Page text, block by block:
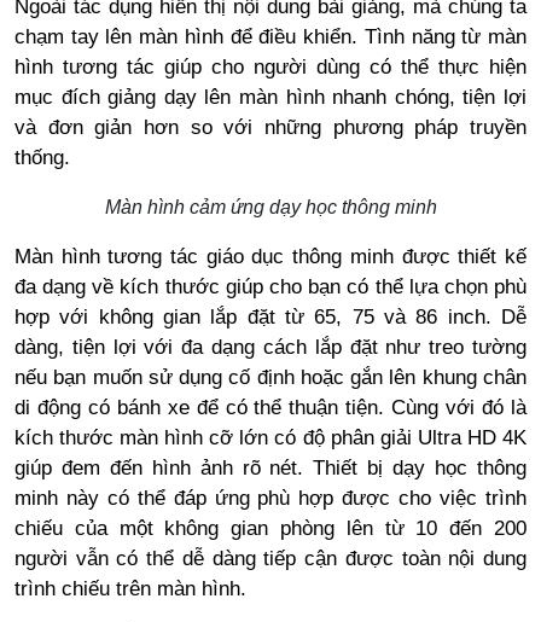
Ngoài tác dụng hiển thị nội dung bài giảng, mà chúng ta
chạm tay lên màn hình để điều khiển. Tình năng từ màn
hình tương tác giúp cho người dùng có thể thực hiện
mục đích giảng dạy lên màn hình nhanh chóng, tiện lợi
và đơn giản hơn so với những phương pháp truyền
thống.
Màn hình cảm ứng dạy học thông minh
Màn hình tương tác giáo dục thông minh được thiết kế
đa dạng về kích thước giúp cho bạn có thể lựa chọn phù
hợp với không gian lắp đặt từ 65, 75 và 86 inch. Dễ
dàng, tiện lợi với đa dạng cách lắp đặt như treo tường
nếu bạn muốn sử dụng cố định hoặc gắn lên khung chân
di động có bánh xe để có thể thuận tiện. Cùng với đó là
kích thước màn hình cỡ lớn có độ phân giải Ultra HD 4K
giúp đem đến hình ảnh rõ nét. Thiết bị dạy học thông
minh này có thể đáp ứng phù hợp được cho việc trình
chiếu của một không gian phòng lên từ 10 đến 200
người vẫn có thể dễ dàng tiếp cận được toàn nội dung
trình chiếu trên màn hình.